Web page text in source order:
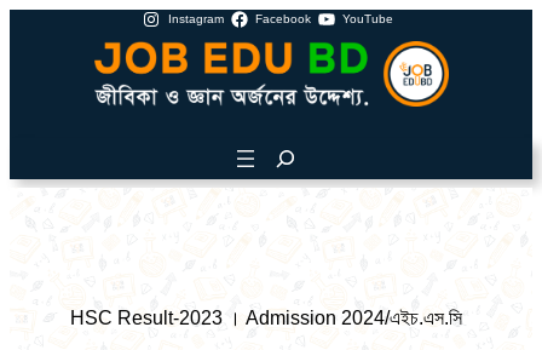
Instagram Facebook YouTube
HSC Result-2023 । Admission 2024/এইচ.এস.সি